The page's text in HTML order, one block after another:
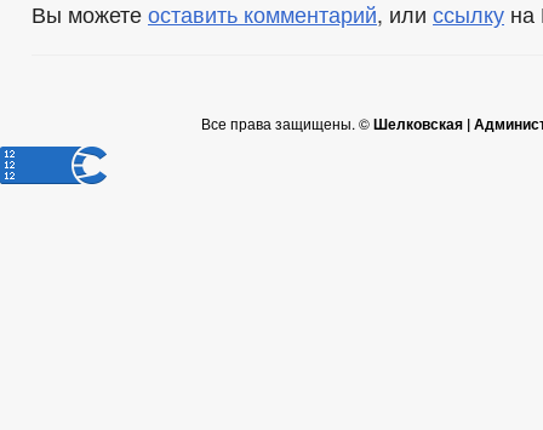
Вы можете оставить комментарий, или ссылку на
Все права защищены. ©Шелковская |